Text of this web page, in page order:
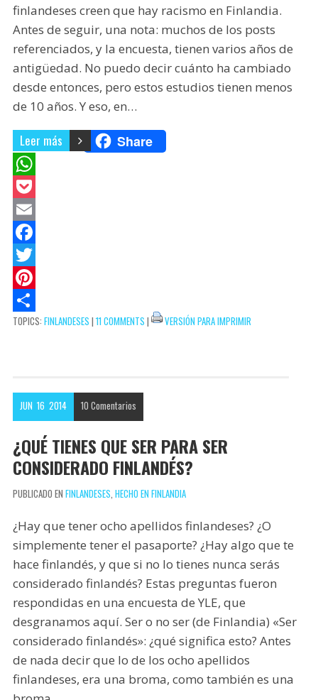
finlandeses creen que hay racismo en Finlandia.
Antes de seguir, una nota: muchos de los posts
referenciados, y la encuesta, tienen varios años de
antigüedad. No puedo decir cuánto ha cambiado
desde entonces, pero estos estudios tienen menos
de 10 años. Y eso, en…
Leer más Share
W
h
a
t
s
A
p
P
o
c
k
e
t
E
m
a
l
F
a
c
e
o
T
w
i
e
P
i
e
s
C
p
t
TOPICS: FINLANDESES | 11 COMMENTS | VERSIÓN PARA IMPRIMIR
JUN 16 2014 10 Comentarios
¿QUÉ TIENES QUE SER PARA SER
CONSIDERADO FINLANDÉS?
PUBLICADO EN FINLANDESES HECHO EN FINLANDIA
¿Hay que tener ocho apellidos finlandeses? ¿O
simplemente tener el pasaporte? ¿Hay algo que te
hace finlandés, y que si no lo tienes nunca serás
considerado finlandés? Estas preguntas fueron
respondidas en una encuesta de YLE, que
desgranamos aquí. Ser o no ser (de Finlandia) «Ser
considerado finlandés»: ¿qué significa esto? Antes
de nada decir que lo de los ocho apellidos
finlandeses, era una broma, como también es una